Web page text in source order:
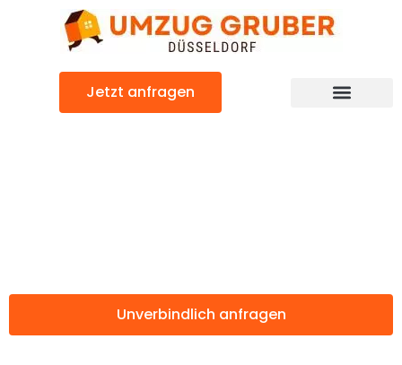
Jetzt anfragen
Unverbindlich anfragen